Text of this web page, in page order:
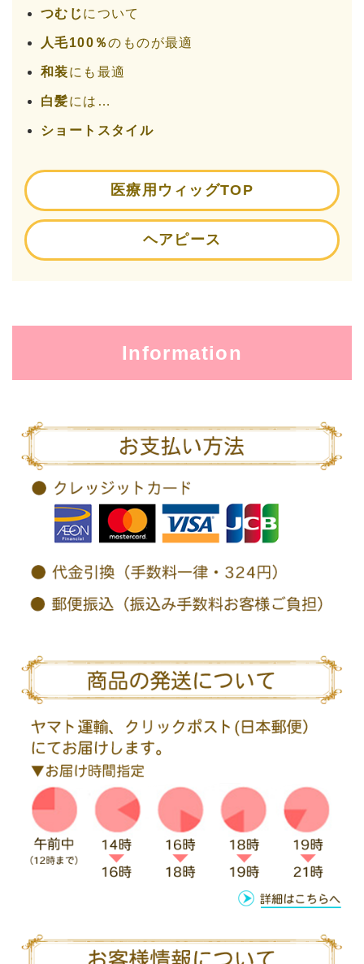
つむじについて
人毛100％のものが最適
和装にも最適
白髪には…
ショートスタイル
医療用ウィッグTOP
ヘアピース
Information